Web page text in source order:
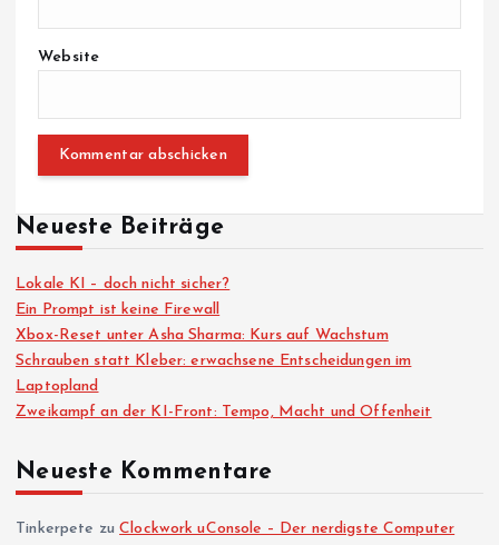
Website
Neueste Beiträge
Lokale KI – doch nicht sicher?
Ein Prompt ist keine Firewall
Xbox-Reset unter Asha Sharma: Kurs auf Wachstum
Schrauben statt Kleber: erwachsene Entscheidungen im
Laptopland
Zweikampf an der KI-Front: Tempo, Macht und Offenheit
Neueste Kommentare
Tinkerpete zuClockwork uConsole – Der nerdigste Computer